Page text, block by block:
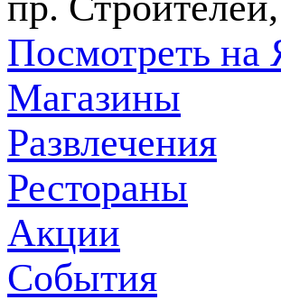
Посмотреть на
Магазины
Развлечения
Рестораны
Акции
События